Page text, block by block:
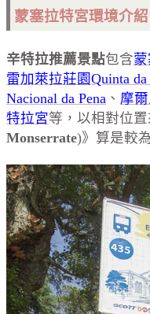
蒙塞拉特宮環境介紹
辛特拉推薦景點包含
雷加萊拉莊園Quinta da
Nacional da Pena 、 摩
特拉宮等，以相對位
Monserrate)》算是較